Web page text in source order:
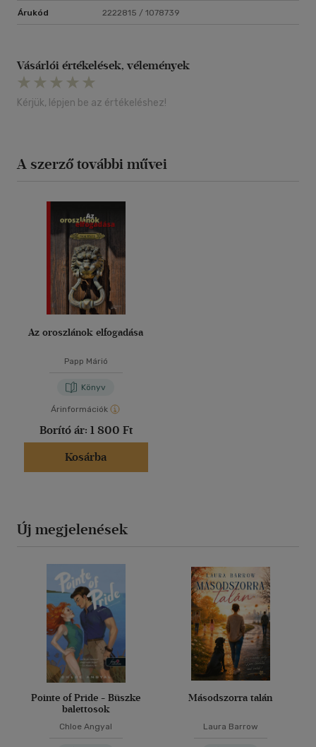
Árukód 2222815 / 1078739
Vásárlói értékelések, vélemények
Kérjük, lépjen be az értékeléshez!
A szerző további művei
Az oroszlánok elfogadása
Papp Márió
Könyv
Árinformációk
Borító ár: 1 800 Ft
Kosárba
Új megjelenések
Pointe of Pride - Büszke
balettosok
Chloe Angyal
Másodszorra talán
Laura Barrow